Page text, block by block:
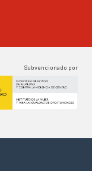
Subvencionado por